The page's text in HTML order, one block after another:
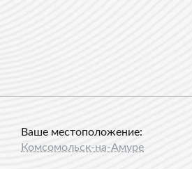
Ваше местоположение:
Комсомольск-на-Амуре